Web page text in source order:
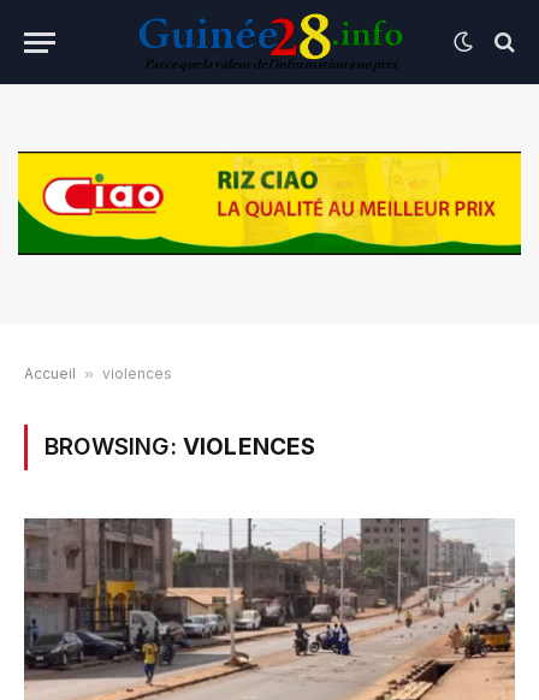
Accueil » violences
BROWSING: VIOLENCES